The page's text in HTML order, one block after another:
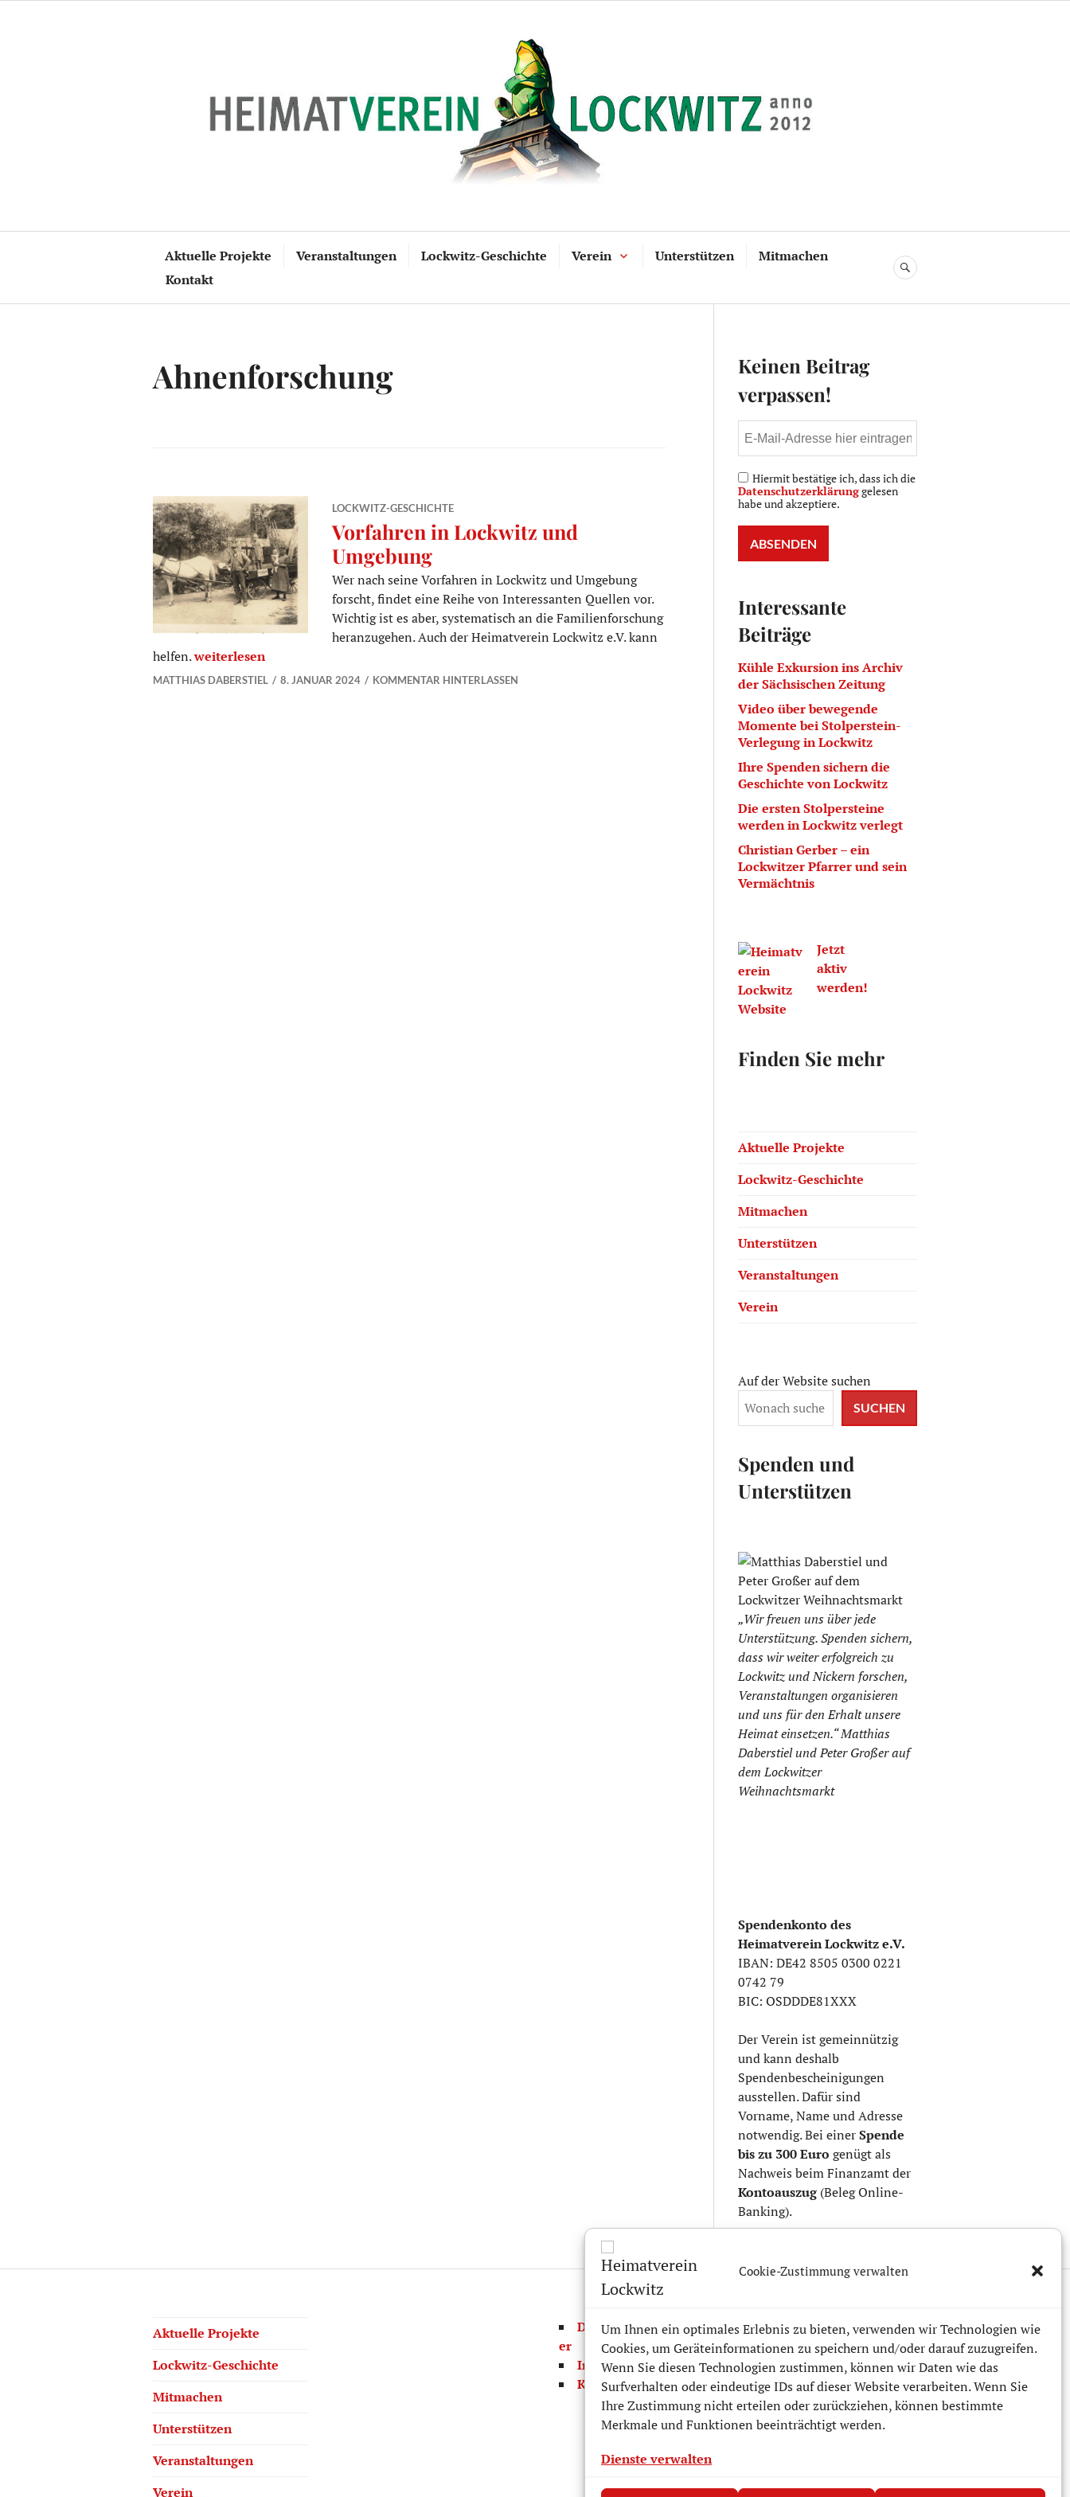
Cookie-Zustimmung verwalten
Um Ihnen ein optimales Erlebnis zu bieten, verwenden wir Technologien wie
Cookies, um Geräteinformationen zu speichern und/oder darauf zuzugreifen.
Wenn Sie diesen Technologien zustimmen, können wir Daten wie das
Surfverhalten oder eindeutige IDs auf dieser Website verarbeiten. Wenn Sie
Ihre Zustimmung nicht erteilen oder zurückziehen, können bestimmte
Merkmale und Funktionen beeinträchtigt werden.
Dienste verwalten
Aktuelle Projekte Veranstaltungen Lockwitz-Geschichte Verein Unterstützen
Mitmachen
Kontakt
SUCHE
Ahnenforschung
LOCKWITZ-GESCHICHTE
Vorfahren in Lockwitz und
Umgebung
Wer nach seine Vorfahren in Lockwitz und Umgebung
forscht, findet eine Reihe von Interessanten Quellen vor.
Wichtig ist es aber, systematisch an die Familienforschung
heranzugehen. Auch der Heimatverein Lockwitz e.V. kann
helfen.Vorfahren in Lockwitz und Umgebung
weiterlesen
MATTHIAS DABERSTIEL 8. JANUAR 2024 KOMMENTAR HINTERLASSEN
Keinen Beitrag
verpassen!
Hiermit bestätige ich, dass ich die
Datenschutzerklärunggelesen
habe und akzeptiere.
Interessante
Beiträge
Kühle Exkursion ins Archiv
der Sächsischen Zeitung
Video über bewegende
Momente bei Stolperstein-
Verlegung in Lockwitz
Ihre Spenden sichern die
Geschichte von Lockwitz
Die ersten Stolpersteine
werden in Lockwitz verlegt
Christian Gerber – ein
Lockwitzer Pfarrer und sein
Vermächtnis
Jetzt
aktiv
werden!
Finden Sie mehr
Aktuelle Projekte
Lockwitz-Geschichte
Mitmachen
Unterstützen
Veranstaltungen
Verein
Auf der Website suchen
SUCHEN
Spenden und
Unterstützen
„Wir freuen uns über jede
Unterstützung. Spenden sichern,
dass wir weiter erfolgreich zu
Lockwitz und Nickern forschen,
Veranstaltungen organisieren
und uns für den Erhalt unsere
Heimat einsetzen.“ Matthias
Daberstiel und Peter Großer auf
dem Lockwitzer
Weihnachtsmarkt
Spendenkonto des
Heimatverein Lockwitz e.V.
IBAN: DE42 8505 0300 0221
0742 79
BIC: OSDDDE81XXX
Der Verein ist gemeinnützig
und kann deshalb
Spendenbescheinigungen
ausstellen. Dafür sind
Vorname, Name und Adresse
notwendig. Bei einerSpende
bis zu 300 Euro genügt als
Nachweis beim Finanzamt der
Kontoauszug(Beleg Online-
Banking).
Aktuelle Projekte
Lockwitz-Geschichte
Mitmachen
Unterstützen
Veranstaltungen
Verein
Datenschutz/Disclaim
er
Impressum
Kontaktformular